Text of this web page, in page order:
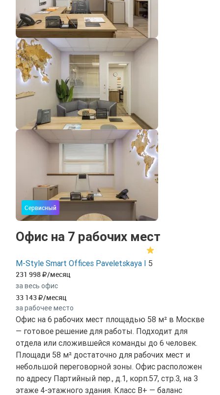
Сервисный
Офис на 7 рабочих мест
M-Style Smart Offices Paveletskaya I 5
231 998 /месяц
за весь офис
33 143 /месяц
за рабочее место
Офис на 6 рабочих мест площадью 58 м² в Москве
— готовое решение для работы. Подходит для
отдела или сложившейся команды до 6 человек.
Площади 58 м² достаточно для рабочих мест и
небольшой переговорной зоны. Офис расположен
по адресу Партийный пер., д.1, корп.57, стр.3, на 3
этаже 4-этажного здания. Класс B+ — баланс